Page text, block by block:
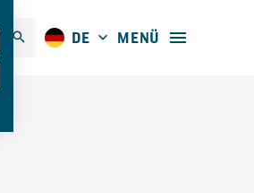
SPRACHE AUSWÄHLEN
AKTUELLE SPRACHE:
DE MENÜ
MENÜ